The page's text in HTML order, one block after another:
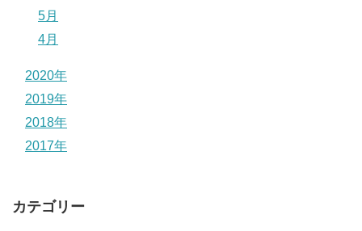
5月
4月
2020年
2019年
2018年
2017年
カテゴリー